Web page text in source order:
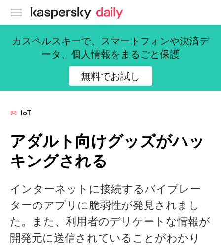
カスペルスキー公式ブログ
カスペルスキーで、スマートフォンや決済デ
ータ、個人情報をまるごと保護
無料でお試し
IoT
アダルト向けグッズがハッ
キングされる
インターネットに接続するバイブレー
ターのアプリに脆弱性が発見されまし
た。また、利用者のデリケートな情報が
開発元に送信されていることがわかり